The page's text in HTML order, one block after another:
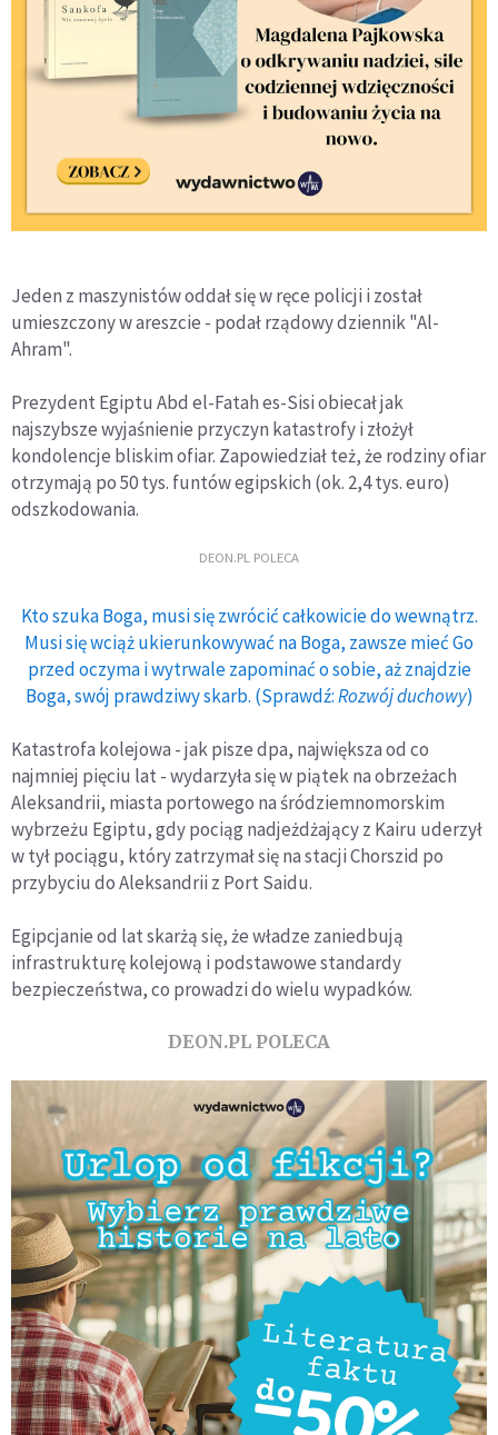
Jeden z maszynistów oddał się w ręce policji i został
umieszczony w areszcie - podał rządowy dziennik "Al-
Ahram".
Prezydent Egiptu Abd el-Fatah es-Sisi obiecał jak
najszybsze wyjaśnienie przyczyn katastrofy i złożył
kondolencje bliskim ofiar. Zapowiedział też, że rodziny ofiar
otrzymają po 50 tys. funtów egipskich (ok. 2,4 tys. euro)
odszkodowania.
DEON.PL POLECA
Kto szuka Boga, musi się zwrócić całkowicie do wewnątrz.
Musi się wciąż ukierunkowywać na Boga, zawsze mieć Go
przed oczyma i wytrwale zapominać o sobie, aż znajdzie
Boga, swój prawdziwy skarb. (Sprawdź:Rozwój duchowy)
Katastrofa kolejowa - jak pisze dpa, największa od co
najmniej pięciu lat - wydarzyła się w piątek na obrzeżach
Aleksandrii, miasta portowego na śródziemnomorskim
wybrzeżu Egiptu, gdy pociąg nadjeżdżający z Kairu uderzył
w tył pociągu, który zatrzymał się na stacji Chorszid po
przybyciu do Aleksandrii z Port Saidu.
Egipcjanie od lat skarżą się, że władze zaniedbują
infrastrukturę kolejową i podstawowe standardy
bezpieczeństwa, co prowadzi do wielu wypadków.
DEON.PL POLECA